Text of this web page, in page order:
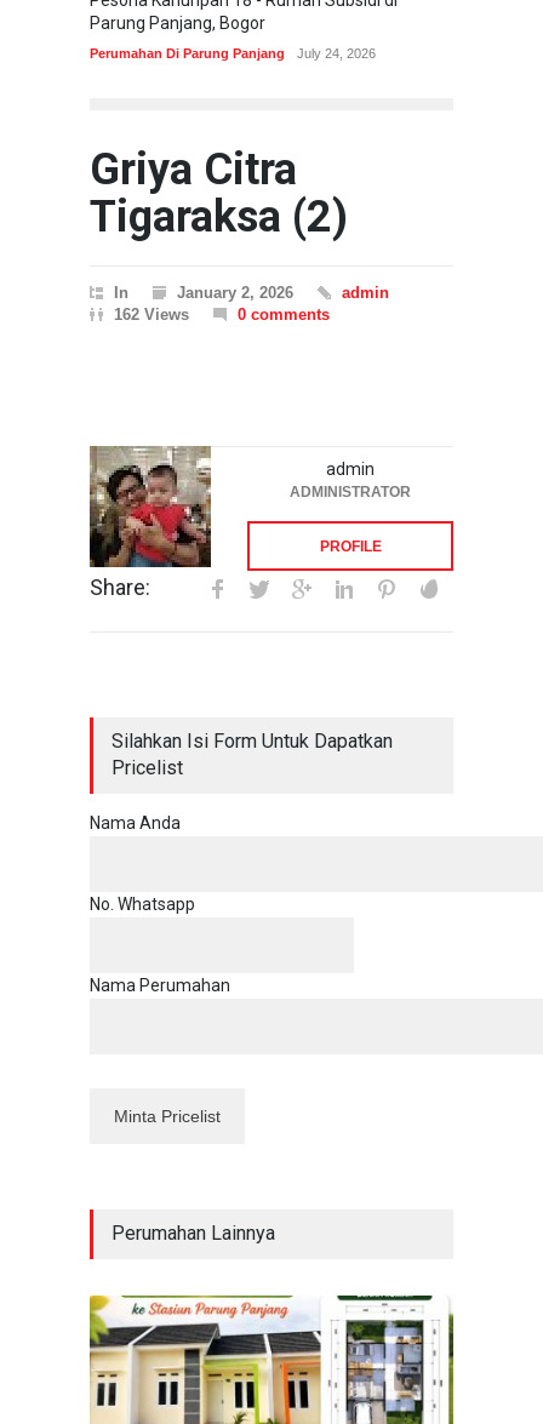
Parung Panjang, Bogor
Perumahan Di Parung Panjang July 24, 2026
Griya Citra
Tigaraksa (2)
In January 2, 2026
admin
162 Views
0 comments
admin
ADMINISTRATOR
PROFILE
Share:
Silahkan Isi Form Untuk Dapatkan
Pricelist
Nama Anda
No. Whatsapp
Nama Perumahan
Perumahan Lainnya